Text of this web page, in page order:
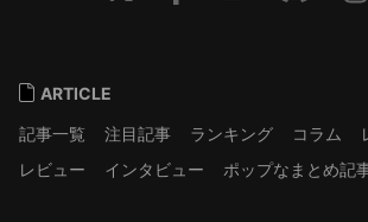
ARTICLE
記事一覧
注目記事 ランキング コラム
レビュー
インタビュー ポップなまとめ記